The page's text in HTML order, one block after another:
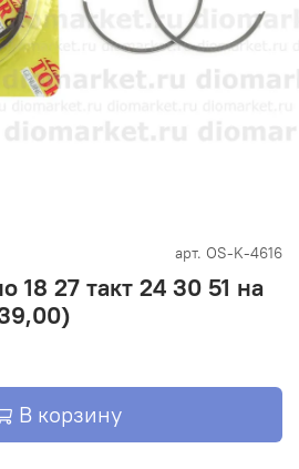
арт. OS-K-4616
18 27 такт 24 30 51 на
В корзину